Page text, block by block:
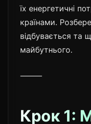
їх енергетичні
країнами.
відбувається та
майбутнього.
⸻
Крок 1: